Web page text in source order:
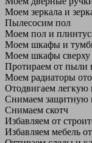
Моем зеркала и
Пылесосим пол
Моем пол и
Моем шкафы и
Моем шкафы сверху
Протираем от пыли
Моем радиаторы
Отодвигаем легкую
Снимаем защитную
Снимаем скотч
Избавляем от
Избавляем мебель